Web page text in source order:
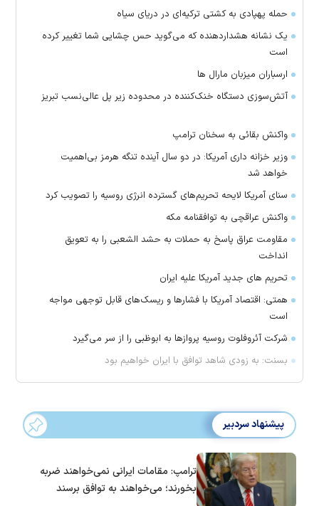
حمله پهپادی به کشتی ترکیه‌ای در دریای سیاه
یک نشانه هشداردهنده که می‌گوید حس چشایی شما تغییر کرده
است
ارسباران میزبان مارال ها
آتش‌سوزی دستگاه خنک‌کننده در محدوده زیر پل عالی‌نسب تبریز
واکنش بقائی به سخنان ترامپ
وزیر خزانه داری آمریکا: در دو سال آینده تنگه هرمز بی‌اهمیت
خواهد شد
سنای آمریکا لایحه تحریم‌های گسترده انرژی روسیه را تصویب کرد
واکنش عراقچی به توافقنامه مکه
مقاومت عراق پاسخ به حملات به حشد الشعبی را به تعویق
انداخت
تحریم های جدید آمریکا علیه ایران
همتی: اقتصاد آمریکا با فشارها و ریسک‌های قابل توجهی مواجه
است
شرکت آئروفلوت روسیه پرواز‌ها به ابوظبی را از سر می‌گیرد
بسنت: به زودی شاهد توافق با ایران خواهیم بود
پیشنهاد سردبیر
ترامپ: مقامات ایرانی نمی‌خواهند ضربه
بخورند؛ می‌خواهند به توافق برسند